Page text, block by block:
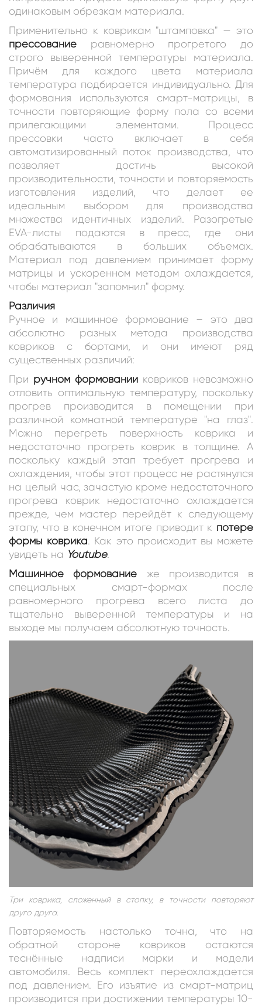
одинаковым обрезкам материала.
Применительно к коврикам "штамповка" — это
прессование равномерно прогретого до
строго выверенной температуры материала.
Причём для каждого цвета материала
температура подбирается индивидуально. Для
формования используются смарт-матрицы, в
точности повторяющие форму пола со всеми
прилегающими элементами. Процесс
прессовки часто включает в себя
автоматизированный поток производства, что
позволяет достичь высокой
производительности, точности и повторяемость
изготовления изделий, что делает ее
идеальным выбором для производства
множества идентичных изделий. Разогретые
EVA-листы подаются в пресс, где они
обрабатываются в больших объемах.
Материал под давлением принимает форму
матрицы и ускоренном методом охлаждается,
чтобы материал "запомнил" форму.
Различия
Ручное и машинное формование – это два
абсолютно разных метода производства
ковриков с бортами, и они имеют ряд
существенных различий:
При ручном формовании ковриков невозможно
отловить оптимальную температуру, поскольку
прогрев производится в помещении при
различной комнатной температуре "на глаз".
Можно перегреть поверхность коврика и
недостаточно прогреть коврик в толщине. А
поскольку каждый этап требует прогрева и
охлаждения, чтобы этот процесс не растянулся
на целый час, зачастую кроме недостаточного
прогрева коврик недостаточно охлаждается
прежде, чем мастер перейдёт к следующему
этапу, что в конечном итоге приводит к потере
формы коврика. Как это происходит вы можете
увидеть на Youtube.
Машинное формование же производится в
специальных смарт-формах после
равномерного прогрева всего листа до
тщательно выверенной температуры и на
выходе мы получаем абсолютную точность.
Три коврика, сложенный в стопку, в точности повторяют
друго друга.
Повторяемость настолько точна, что на
обратной стороне ковриков остаются
теснённые надписи марки и модели
автомобиля. Весь комплект переохлаждается
под давлением. Его изъятие из смарт-матриц
производится при достижении температуры 10-